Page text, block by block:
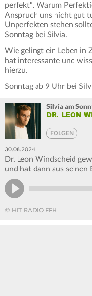
perfekt“. Warum
Anspruch uns nicht gut
Unperfekten stehen
Sonntag bei Silvia.
Wie gelingt ein Leben in
hat interessante und
hierzu.
Sonntag ab 9 Uhr bei
Silvia am
DR. LEON
FOLGEN
30.08.2024
Dr. Leon Windscheid
und hat dann aus seinen
© HIT RADIO FFH